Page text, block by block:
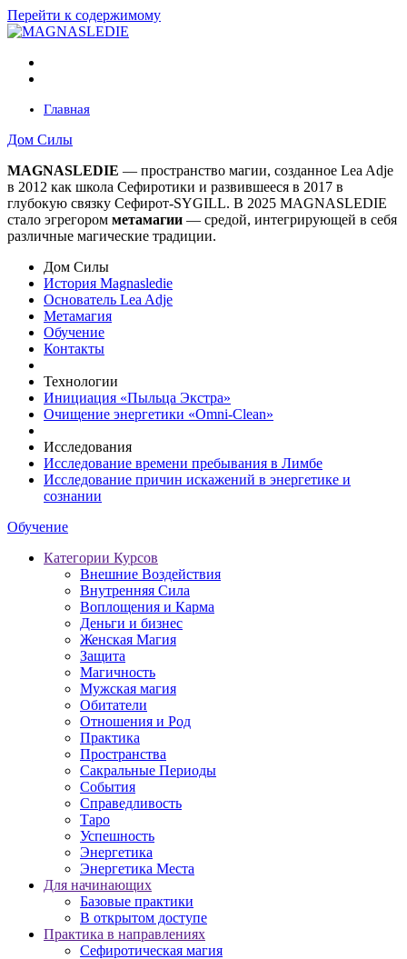
Перейти к содержимому
Главная
Дом Силы
MAGNASLEDIE — пространство магии, созданное Lea Adje
в 2012 как школа Сефиротики и развившееся в 2017 в
глубокую связку Сефирот-SYGILL. В 2025 MAGNASLEDIE
стало эгрегором метамагии — средой, интегрирующей в себя
различные магические традиции.
Дом Силы
История Magnasledie
Основатель Lea Adje
Метамагия
Обучение
Контакты
Технологии
Инициация «Пыльца Экстра»
Очищение энергетики «Omni-Clean»
Исследования
Исследование времени пребывания в Лимбе
Исследование причин искажений в энергетике и
сознании
Обучение
Категории Курсов
Внешние Воздействия
Внутренняя Сила
Воплощения и Карма
Деньги и бизнес
Женская Магия
Защита
Магичность
Мужская магия
Обитатели
Отношения и Род
Практика
Пространства
Сакральные Периоды
События
Справедливость
Таро
Успешность
Энергетика
Энергетика Места
Для начинающих
Базовые практики
В открытом доступе
Практика в направлениях
Сефиротическая магия